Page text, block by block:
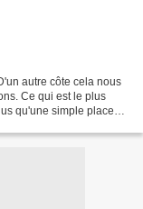
autre côte cela nous
Ce qui est le plus
qu'une simple place